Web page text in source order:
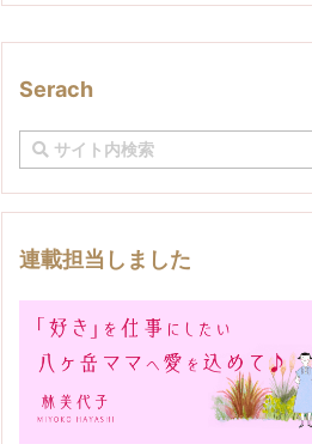
Serach
連載担当しました